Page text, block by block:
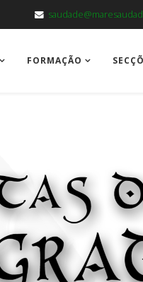
FORMAÇÃO